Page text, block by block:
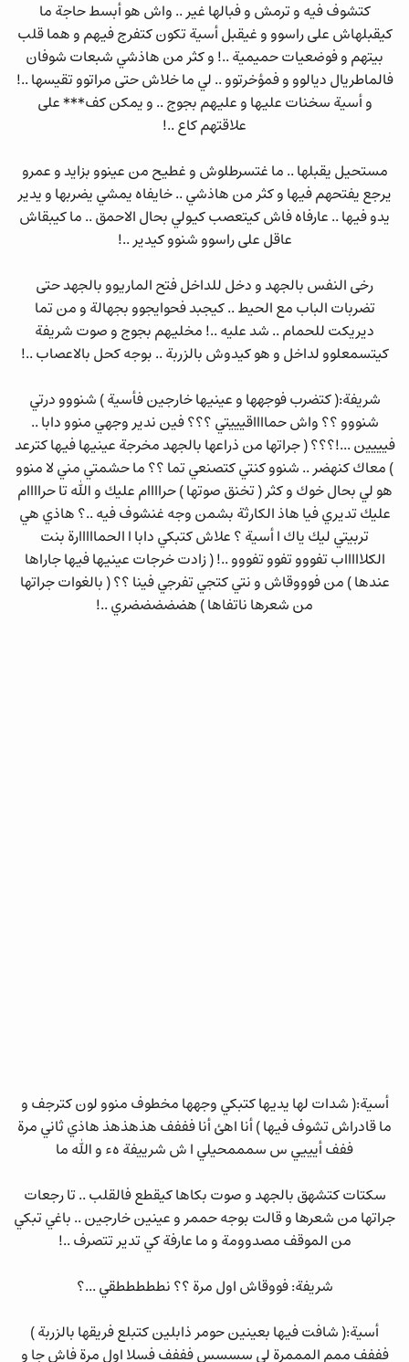
كتشوف فيه و ترمش و فبالها غير .. واش هو أبسط حاجة ما
كيقبلهاش على راسوو و غيقبل أسية تكون كتفرج فيهم و هما قلب
بيتهم و فوضعيات حميمية ..! و كثر من هاذشي شبعات شوفان
فالماطريال ديالوو و فمؤخرتوو .. لي ما خلاش حتى مراتوو تقيسها ..!
و أسية سخنات عليها و عليهم بجوج .. و يمكن كف*** على
علاقتهم كاع ..!
مستحيل يقبلها .. ما غتسرطلوش و غطيح من عينوو بزايد و عمرو
يرجع يفتحهم فيها و كثر من هاذشي .. خايفاه يمشي يضربها و يدير
يدو فيها .. عارفاه فاش كيتعصب كيولي بحال الاحمق .. ما كيبقاش
عاقل على راسوو شنوو كيدير ..!
رخى النفس بالجهد و دخل للداخل فتح الماريوو بالجهد حتى
تضربات الباب مع الحيط .. كيجبد فحوايجوو بجهالة و من تما
ديريكت للحمام .. شد عليه ..! مخليهم بجوج و صوت شريفة
كيتسمعلوو لداخل و هو كيدوش بالزربة .. بوجه كحل بالاعصاب ..!
شريفة:( كتضرب فوجهها و عينيها خارجين فأسية ) شنووو درتي
شنووو ؟؟ واش حمااااقيييتي ؟؟؟ فين ندير وجهي منوو دابا ..
فيييين ...!؟؟؟ ( جراتها من ذراعها بالجهد مخرجة عينيها فيها كترعد
) معاك كنهضر .. شنوو كنتي كتصنعي تما ؟؟ ما حشمتي مني لا منوو
هو لي بحال خوك و كثر ( تخنق صوتها ) حراااام عليك و الله تا حراااام
عليك تديري فيا هاذ الكارثة بشمن وجه غنشوف فيه ..؟ هاذي هي
تربيتي ليك ياك ا أسية ؟ علاش كتبكي دابا ا الحمااااارة بنت
الكلاااااب تفووو تفوو تفووو ..! ( زادت خرجات عينيها فيها جاراها
عندها ) من فوووقاش و نتي كتجي تفرجي فينا ؟؟ ( بالغوات جراتها
من شعرها ناتفاها ) هضضضضضري ..!
أسية:( شدات لها يديها كتبكي وجهها مخطوف منوو لون كترجف و
ما قادراش تشوف فيها ) أنا اهئ أنا فففف هذهذهذ هاذي ثاني مرة
ففف أيييي س سمممحيلي ا ش شرييفة هء و الله ما
سكتات كتشهق بالجهد و صوت بكاها كيقطع فالقلب .. تا رجعات
جراتها من شعرها و قالت بوجه حممر و عينين خارجين .. باغي تبكي
من الموقف مصدوومة و ما عارفة كي تدير تتصرف ..!
شريفة: فووقاش اول مرة ؟؟ نطططططقي ...؟
أسية:( شافت فيها بعينين حومر ذابلين كتبلع فريقها بالزربة )
فففف ممم المممرة لي سسسس فففف فسلا اول مرة فاش جا و